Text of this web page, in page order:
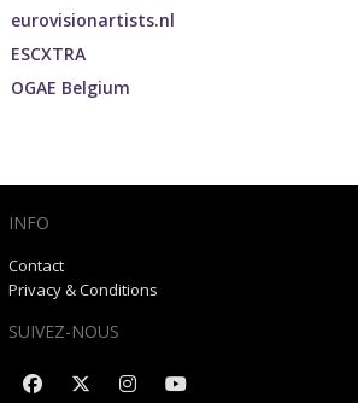
eurovisionartists.nl
ESCXTRA
OGAE Belgium
INFO
Contact
Privacy & Conditions
SUIVEZ-NOUS